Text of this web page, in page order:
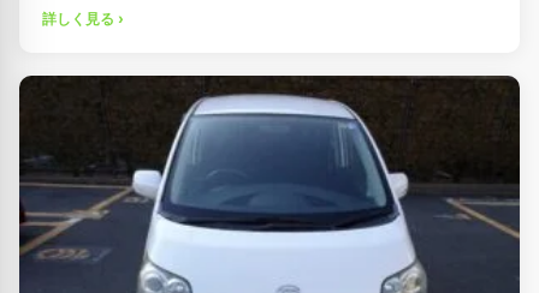
詳しく見る ›